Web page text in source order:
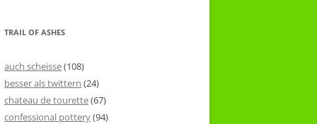
TRAIL OF ASHES
auch scheisse(108)
besser als twittern (24)
chateau de tourette(67)
confessional pottery(94)